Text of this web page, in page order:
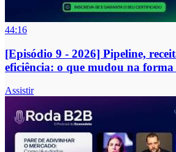
44:16
[Episódio 9 - 2026] Pipeline,
eficiência: o que mudou na
Assistir